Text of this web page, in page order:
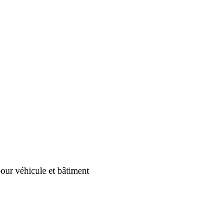
véhicule et bâtiment